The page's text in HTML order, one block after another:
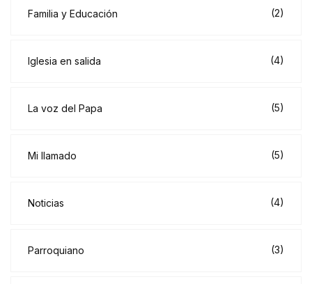
Familia y Educación (2)
Iglesia en salida (4)
La voz del Papa (5)
Mi llamado (5)
Noticias (4)
Parroquiano (3)